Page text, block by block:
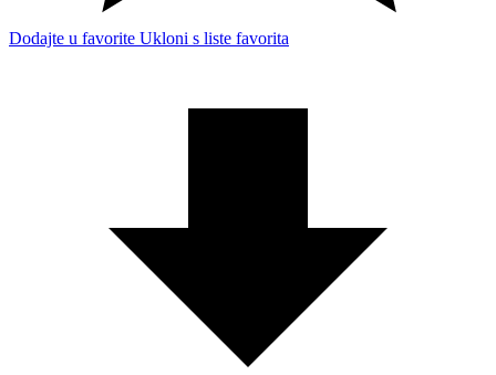
Dodajte u favorite Ukloni s liste favorita